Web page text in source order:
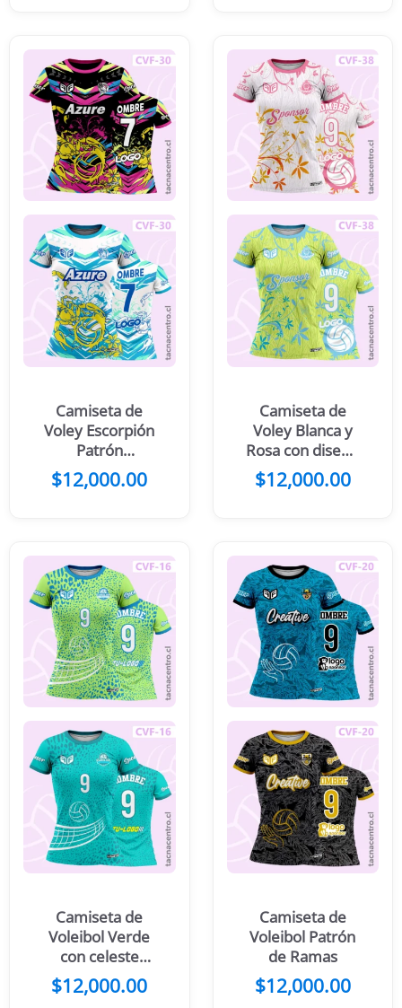
Camiseta de
Voley Escorpión
Patrón
geométrico
multicolor
$12,000.00
Camiseta de
Voley Blanca y
Rosa con diseño
floreado
$12,000.00
Camiseta de
Voleibol Verde
con celeste
animal print con
Pelota
$12,000.00
Camiseta de
Voleibol Patrón
de Ramas
$12,000.00